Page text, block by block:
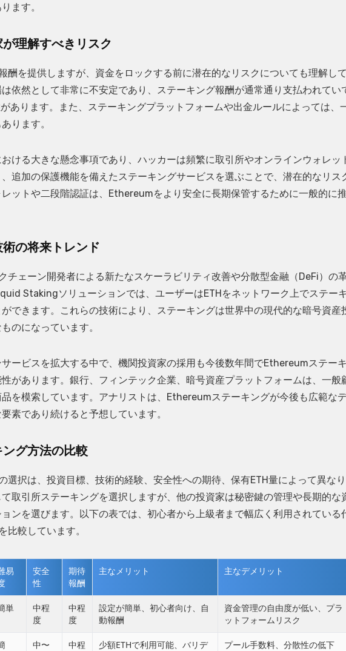
ます。
理解すべきリスク
酬を提供しますが、資金をロックする前に潜在的なリスクについても理解して
依然として非常に不安定であり、ステーキング報酬が通常通り支払われてい
あります。また、ステーキングプラットフォームや出金ルールによっては、
ります。
ける大きな懸念事項であり、ハッカーは頻繁に取引所やオンラインウォレッ
追加の保護機能を備えたステーキングサービスを選ぶことで、潜在的なリス
ットや二段階認証は、Ethereumをより安全に長期保管するために一般的に推
の将来トレンド
チェーン開発者による新たなスケーラビリティ改善や分散型金融（DeFi）の
Stakingソリューションでは、ユーザーはETHをネットワーク上でステーキ
できます。これらの技術により、ステーキングは世界中の現代的な暗号資産
のになっています。
ービスを拡大する中で、機関投資家の採用も今後数年間でEthereumステーキ
があります。銀行、フィンテック企業、暗号資産プラットフォームは、一般
を模索しています。アナリストは、Ethereumステーキングが今後も広範な
素であり続けると予想しています。
グ方法の比較
択は、投資目標、技術的経験、安全性への期待、保有ETH量によって異なり
取引所ステーキングを選択しますが、他の投資家は秘密鍵の管理や長期的な
ンを選びます。以下の表では、初心者から上級者まで幅広く利用されている
較しています。
易
安全
性
期待
報酬
主なメリット 主なデメリット
単
中程
度
中程
度
設定が簡単、初心者向け、自
動報酬
資金管理の自由度が低い、プラ
ットフォームリスク
中〜
中程
少額ETHで利用可能、バリデ
プール手数料、分散性の低下